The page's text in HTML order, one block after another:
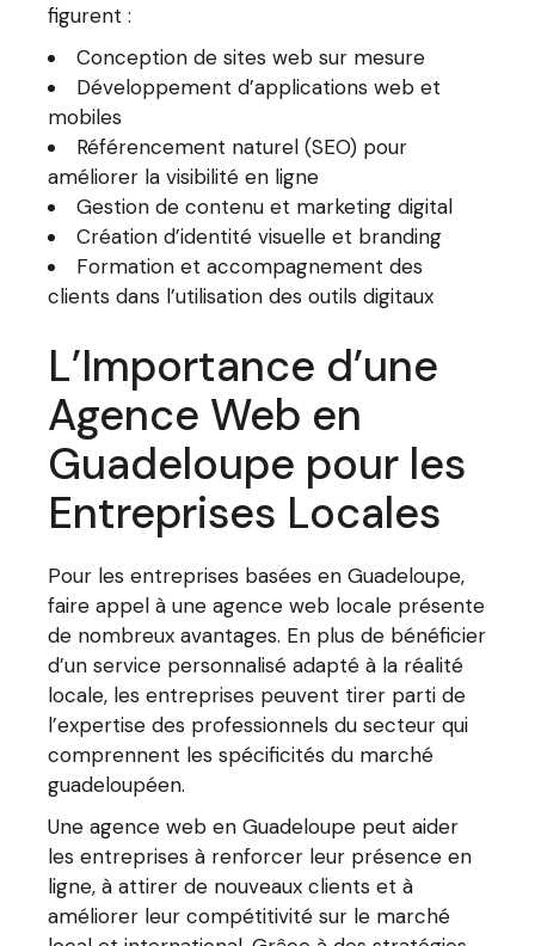
figurent :
Conception de sites web sur mesure
Développement d’applications web et
mobiles
Référencement naturel (SEO) pour
améliorer la visibilité en ligne
Gestion de contenu et marketing digital
Création d’identité visuelle et branding
Formation et accompagnement des
clients dans l’utilisation des outils digitaux
L’Importance d’une
Agence Web en
Guadeloupe pour les
Entreprises Locales
Pour les entreprises basées en Guadeloupe,
faire appel à une agence web locale présente
de nombreux avantages. En plus de bénéficier
d’un service personnalisé adapté à la réalité
locale, les entreprises peuvent tirer parti de
l’expertise des professionnels du secteur qui
comprennent les spécificités du marché
guadeloupéen.
Une agence web en Guadeloupe peut aider
les entreprises à renforcer leur présence en
ligne, à attirer de nouveaux clients et à
améliorer leur compétitivité sur le marché